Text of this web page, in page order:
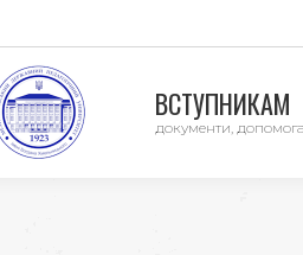
ВСТУПНИКАМ
документи,